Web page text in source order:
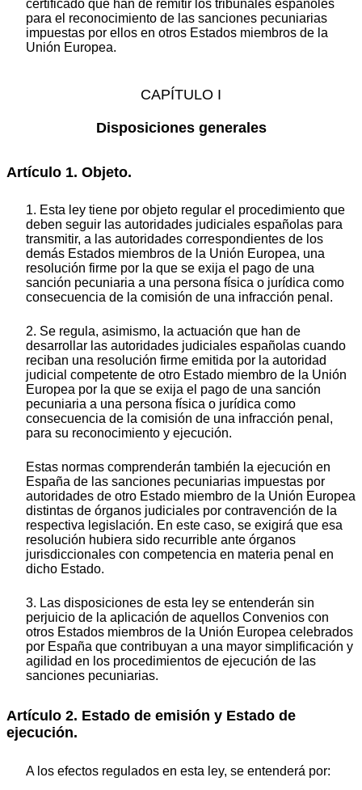
certificado que han de remitir los tribunales españoles
para el reconocimiento de las sanciones pecuniarias
impuestas por ellos en otros Estados miembros de la
Unión Europea.
CAPÍTULO I
Disposiciones generales
Artículo 1. Objeto.
1. Esta ley tiene por objeto regular el procedimiento que
deben seguir las autoridades judiciales españolas para
transmitir, a las autoridades correspondientes de los
demás Estados miembros de la Unión Europea, una
resolución firme por la que se exija el pago de una
sanción pecuniaria a una persona física o jurídica como
consecuencia de la comisión de una infracción penal.
2. Se regula, asimismo, la actuación que han de
desarrollar las autoridades judiciales españolas cuando
reciban una resolución firme emitida por la autoridad
judicial competente de otro Estado miembro de la Unión
Europea por la que se exija el pago de una sanción
pecuniaria a una persona física o jurídica como
consecuencia de la comisión de una infracción penal,
para su reconocimiento y ejecución.
Estas normas comprenderán también la ejecución en
España de las sanciones pecuniarias impuestas por
autoridades de otro Estado miembro de la Unión Europea
distintas de órganos judiciales por contravención de la
respectiva legislación. En este caso, se exigirá que esa
resolución hubiera sido recurrible ante órganos
jurisdiccionales con competencia en materia penal en
dicho Estado.
3. Las disposiciones de esta ley se entenderán sin
perjuicio de la aplicación de aquellos Convenios con
otros Estados miembros de la Unión Europea celebrados
por España que contribuyan a una mayor simplificación y
agilidad en los procedimientos de ejecución de las
sanciones pecuniarias.
Artículo 2. Estado de emisión y Estado de
ejecución.
A los efectos regulados en esta ley, se entenderá por: